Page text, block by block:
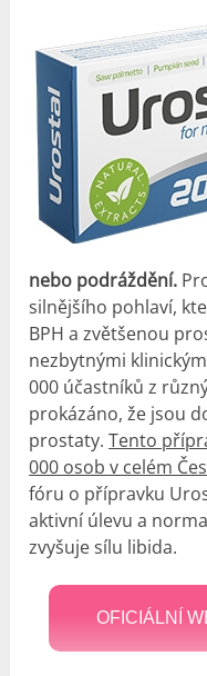
nebo podráždění.
silnějšího pohlaví,
BPH a zvětšenou
nezbytnými
000 účastníků z
prokázáno, že jsou
prostaty.Tento
000 osob v celém
fóru o přípravku
aktivní úlevu a
zvyšuje sílu libida.
OFICIÁLNÍ